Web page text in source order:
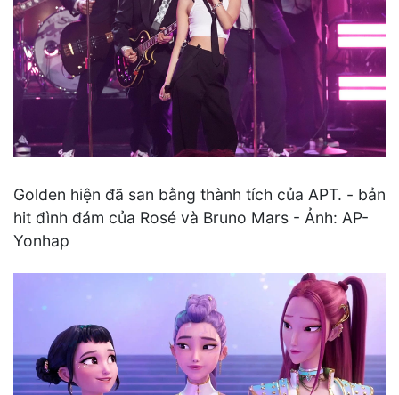
Golden hiện đã san bằng thành tích của APT. - bản
hit đình đám của Rosé và Bruno Mars - Ảnh: AP-
Yonhap